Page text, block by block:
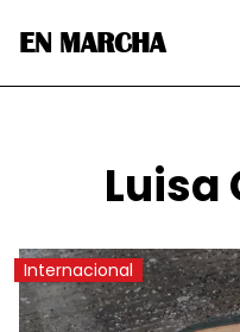
EN MARCHA
Luisa
Internacional